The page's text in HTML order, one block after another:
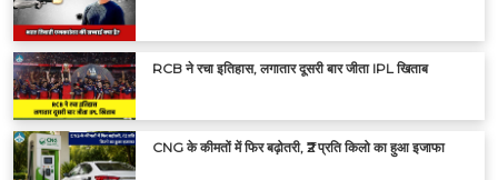
RCB ने रचा इतिहास, लगातार दूसरी बार जीता IPL खिताब
CNG के कीमतों में फिर बढ़ोतरी, ₹2 प्रति किलो का हुआ इजाफा